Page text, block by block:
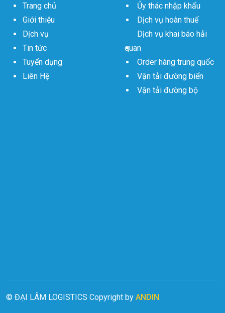
Trang chủ
Giới thiệu
Dịch vụ
Tin tức
Tuyển dụng
Liên Hệ
Ủy thác nhập khẩu
Dịch vụ hoàn thuế
Dịch vụ khai báo hải
quan
Order hàng trung quốc
Vận tải đường biển
Vận tải đường bộ
© ĐẠI LÂM LOGISTICS Copyright by ANDIN.